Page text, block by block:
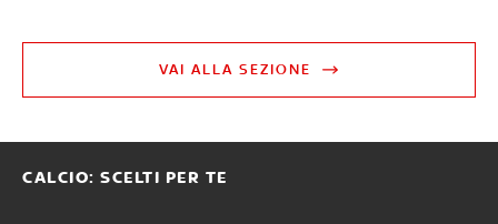
VAI ALLA SEZIONE
CALCIO: SCELTI PER TE